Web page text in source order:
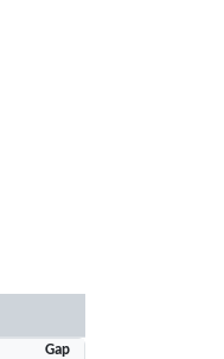
Gap